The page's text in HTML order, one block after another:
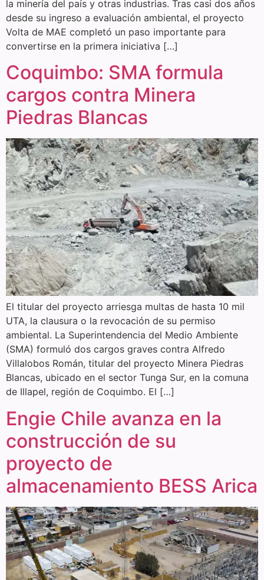
la minería del país y otras industrias. Tras casi dos años
desde su ingreso a evaluación ambiental, el proyecto
Volta de MAE completó un paso importante para
convertirse en la primera iniciativa […]
Coquimbo: SMA formula
cargos contra Minera
Piedras Blancas
El titular del proyecto arriesga multas de hasta 10 mil
UTA, la clausura o la revocación de su permiso
ambiental. La Superintendencia del Medio Ambiente
(SMA) formuló dos cargos graves contra Alfredo
Villalobos Román, titular del proyecto Minera Piedras
Blancas, ubicado en el sector Tunga Sur, en la comuna
de Illapel, región de Coquimbo. El […]
Engie Chile avanza en la
construcción de su
proyecto de
almacenamiento BESS Arica